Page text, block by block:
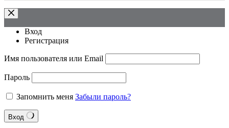
Вход
Регистрация
Имя пользователя или Email
Пароль
Запомнить меня Забыли пароль?
Вход